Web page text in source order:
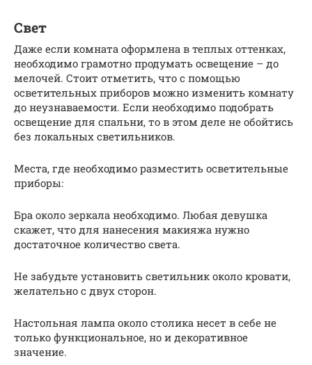
Свет
Даже если комната оформлена в теплых оттенках,
необходимо грамотно продумать освещение – до
мелочей. Стоит отметить, что с помощью
осветительных приборов можно изменить комнату
до неузнаваемости. Если необходимо подобрать
освещение для спальни, то в этом деле не обойтись
без локальных светильников.
Места, где необходимо разместить осветительные
приборы:
Бра около зеркала необходимо. Любая девушка
скажет, что для нанесения макияжа нужно
достаточное количество света.
Не забудьте установить светильник около кровати,
желательно с двух сторон.
Настольная лампа около столика несет в себе не
только функциональное, но и декоративное
значение.